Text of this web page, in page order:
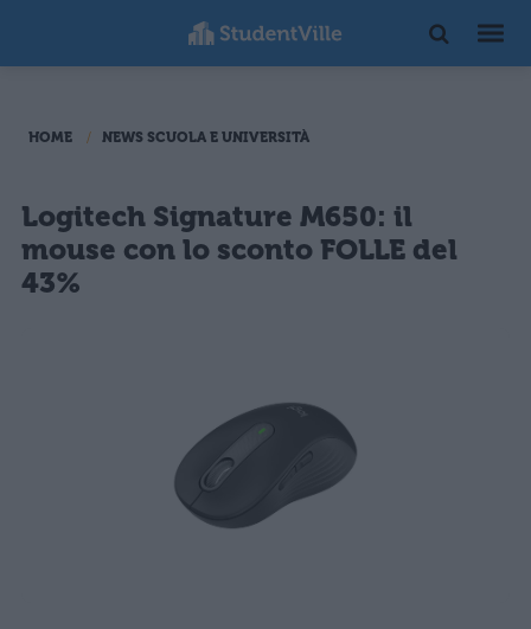
HOME NEWS SCUOLA E UNIVERSITÀ
Logitech Signature M650: il
mouse con lo sconto FOLLE del
43%